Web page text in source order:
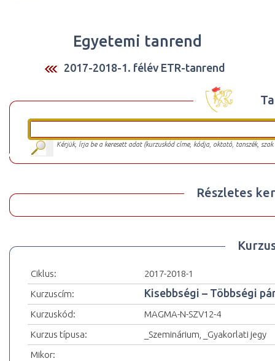
Egyetemi tanrend
2017-2018-1. félév ETR-tanrend
Kérjük, írja be a keresett adat (kurzuskód címe, kódja, oktató, tanszék,
Részletes
Ciklus:
2017-2018-1
Kurzuscím:
Kisebbségi – Többségi
Kurzuskód:
MAGMA-N-SZV12-4
Kurzus típusa:
_Szeminárium, _Gyakorlati jegy
Mikor: